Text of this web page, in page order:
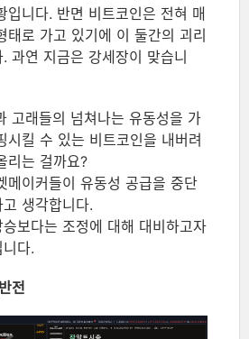
반면 비트코인은 전혀 매
가고 있기에 이 둘간의 괴리
지금은 강세장이 맞습니
넘쳐나는 유동성을 가
수 있는 비트코인을 내버려
걸까요?
유동성 공급을 중단
생각합니다.
조정에 대해 대비하고자